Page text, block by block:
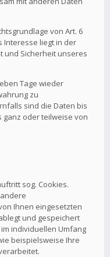
von Art. 6
Interesse liegt in der
und Sicherheit unseres
Tage wieder
zu
sind die Daten bis
ganz oder teilweise von
sog. Cookies.
Ihnen eingesetzten
und gespeichert
individuellen Umfang
beispielsweise Ihre